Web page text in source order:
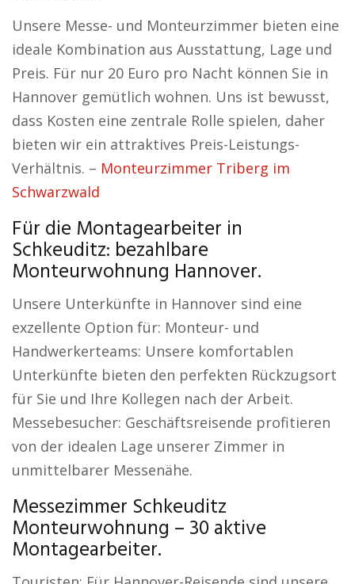
Unsere Messe- und Monteurzimmer bieten eine
ideale Kombination aus Ausstattung, Lage und
Preis. Für nur 20 Euro pro Nacht können Sie in
Hannover gemütlich wohnen. Uns ist bewusst,
dass Kosten eine zentrale Rolle spielen, daher
bieten wir ein attraktives Preis-Leistungs-
Verhältnis. – Monteurzimmer Triberg im
Schwarzwald
Für die Montagearbeiter in
Schkeuditz: bezahlbare
Monteurwohnung Hannover.
Unsere Unterkünfte in Hannover sind eine
exzellente Option für: Monteur- und
Handwerkerteams: Unsere komfortablen
Unterkünfte bieten den perfekten Rückzugsort
für Sie und Ihre Kollegen nach der Arbeit.
Messebesucher: Geschäftsreisende profitieren
von der idealen Lage unserer Zimmer in
unmittelbarer Messenähe.
Messezimmer Schkeuditz
Monteurwohnung – 30 aktive
Montagearbeiter.